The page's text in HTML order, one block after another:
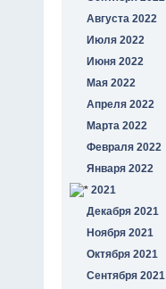
Августа 2022
Июля 2022
Июня 2022
Мая 2022
Апреля 2022
Марта 2022
Февраля 2022
Января 2022
2021
Декабря 2021
Ноября 2021
Октября 2021
Сентября 2021